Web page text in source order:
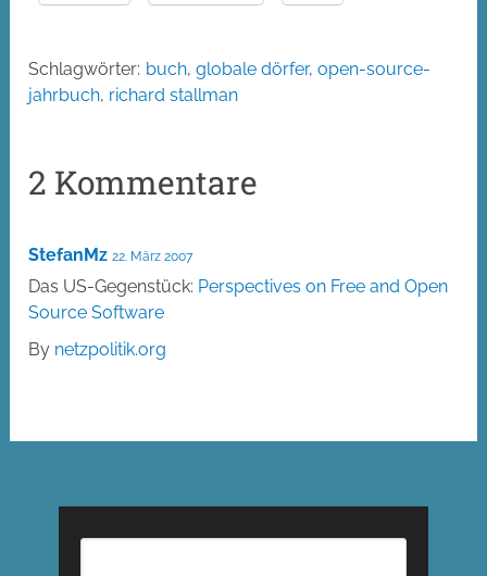
Schlagwörter: buch,globale dörfer,open-source-
jahrbuch, richard stallman
2 Kommentare
StefanMz 22. März 2007
Das US-Gegenstück: Perspectives on Free and Open
Source Software
By netzpolitik.org